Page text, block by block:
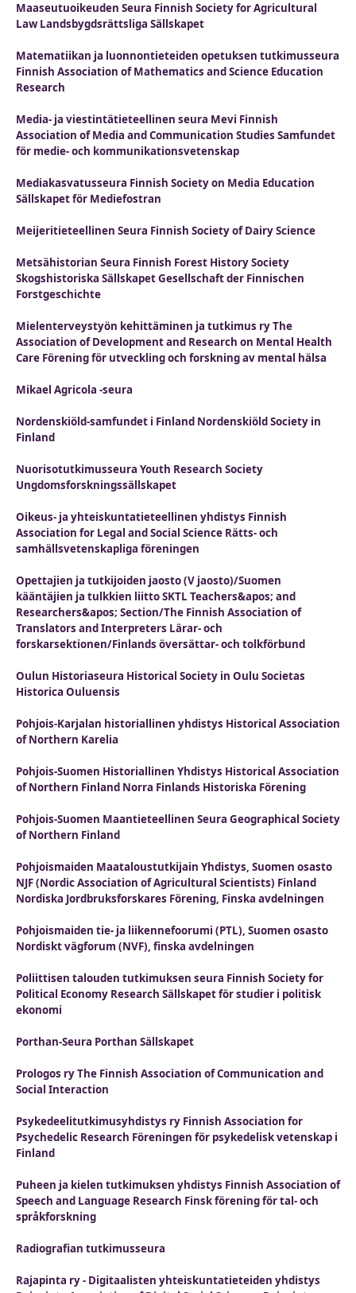
Maaseutuoikeuden Seura Finnish Society for Agricultural
Law Landsbygdsrättsliga Sällskapet
Matematiikan ja luonnontieteiden opetuksen tutkimusseura
Finnish Association of Mathematics and Science Education
Research
Media- ja viestintätieteellinen seura Mevi Finnish
Association of Media and Communication Studies Samfundet
för medie- och kommunikationsvetenskap
Mediakasvatusseura Finnish Society on Media Education
Sällskapet för Mediefostran
Meijeritieteellinen Seura Finnish Society of Dairy Science
Metsähistorian Seura Finnish Forest History Society
Skogshistoriska Sällskapet Gesellschaft der Finnischen
Forstgeschichte
Mielenterveystyön kehittäminen ja tutkimus ry The
Association of Development and Research on Mental Health
Care Förening för utveckling och forskning av mental hälsa
Mikael Agricola -seura
Nordenskiöld-samfundet i Finland Nordenskiöld Society in
Finland
Nuorisotutkimusseura Youth Research Society
Ungdomsforskningssällskapet
Oikeus- ja yhteiskuntatieteellinen yhdistys Finnish
Association for Legal and Social Science Rätts- och
samhällsvetenskapliga föreningen
Opettajien ja tutkijoiden jaosto (V jaosto)/Suomen
kääntäjien ja tulkkien liitto SKTL Teachers&apos; and
Researchers&apos; Section/The Finnish Association of
Translators and Interpreters Lärar- och
forskarsektionen/Finlands översättar- och tolkförbund
Oulun Historiaseura Historical Society in Oulu Societas
Historica Ouluensis
Pohjois-Karjalan historiallinen yhdistys Historical Association
of Northern Karelia
Pohjois-Suomen Historiallinen Yhdistys Historical Association
of Northern Finland Norra Finlands Historiska Förening
Pohjois-Suomen Maantieteellinen Seura Geographical Society
of Northern Finland
Pohjoismaiden Maataloustutkijain Yhdistys, Suomen osasto
NJF (Nordic Association of Agricultural Scientists) Finland
Nordiska Jordbruksforskares Förening, Finska avdelningen
Pohjoismaiden tie- ja liikennefoorumi (PTL), Suomen osasto
Nordiskt vägforum (NVF), finska avdelningen
Poliittisen talouden tutkimuksen seura Finnish Society for
Political Economy Research Sällskapet för studier i politisk
ekonomi
Porthan-Seura Porthan Sällskapet
Prologos ry The Finnish Association of Communication and
Social Interaction
Psykedeelitutkimusyhdistys ry Finnish Association for
Psychedelic Research Föreningen för psykedelisk vetenskap i
Finland
Puheen ja kielen tutkimuksen yhdistys Finnish Association of
Speech and Language Research Finsk förening för tal- och
språkforskning
Radiografian tutkimusseura
Rajapinta ry - Digitaalisten yhteiskuntatieteiden yhdistys